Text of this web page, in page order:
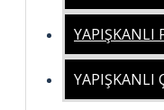
YAPIŞKANLI
YAPIŞKANLI